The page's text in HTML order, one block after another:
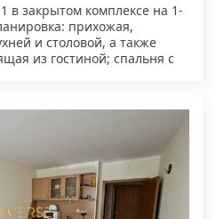
в закрытом комплексе на 1-
прихожая,
и столовой, а также
из гостиной; спальня с
комнат. Ориентация на
в пешей доступности.